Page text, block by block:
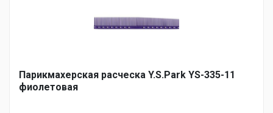
Парикмахерская расческа Y.S.Park YS-335-11
фиолетовая